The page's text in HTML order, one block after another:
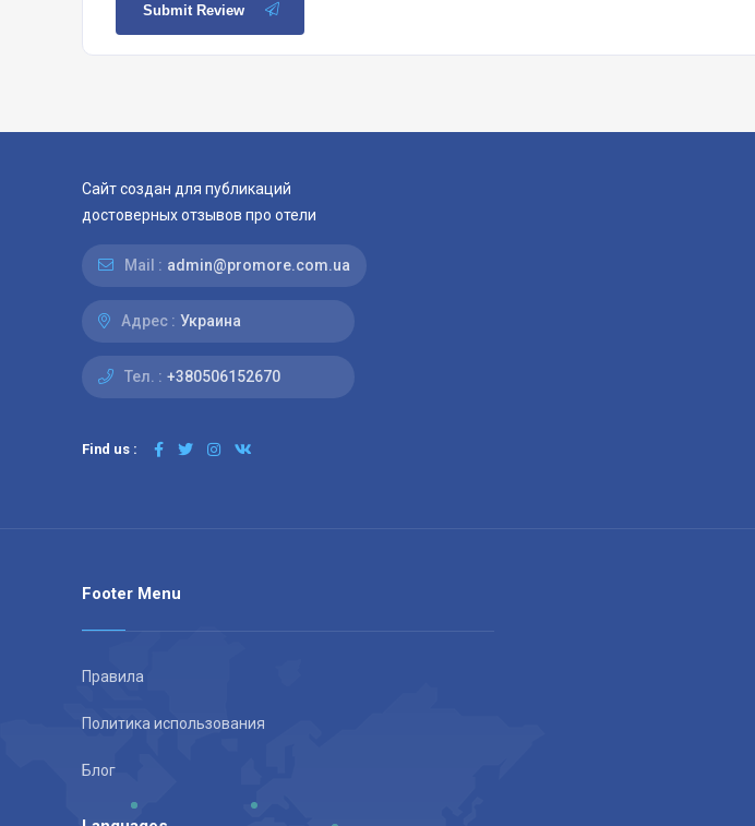
Submit Review
Сайт создан для публикаций
достоверных отзывов про отели
Mail : admin@promore.com.ua
Адрес : Украина
Тел. : +380506152670
Find us :
Footer Menu
Правила
Политика использования
Блог